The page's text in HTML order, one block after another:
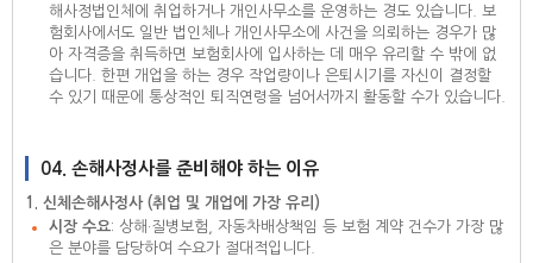
해사정법인체에 취업하거나 개인사무소를 운영하는 경도 있습니다. 보
험회사에서도 일반 법인체나 개인사무소에 사건을 의뢰하는 경우가 많
아 자격증을 취득하면 보험회사에 입사하는 데 매우 유리할 수 밖에 없
습니다. 한편 개업을 하는 경우 작업량이나 은퇴시기를 자신이 결정할
수 있기 때문에 통상적인 퇴직연령을 넘어서까지 활동할 수가 있습니다.
04. 손해사정사를 준비해야 하는 이유
1. 신체손해사정사 (취업 및 개업에 가장 유리)
시장 수요: 상해·질병보험, 자동차배상책임 등 보험 계약 건수가 가장 많
은 분야를 담당하여 수요가 절대적입니다.